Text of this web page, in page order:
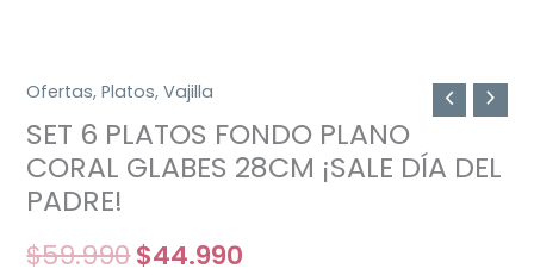
Ofertas,Platos,Vajilla
SET 6 PLATOS FONDO PLANO
CORAL GLABES 28CM ¡SALE DÍA DEL
PADRE!
$59.990$44.990